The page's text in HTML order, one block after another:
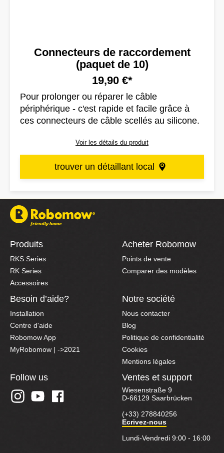
Connecteurs de raccordement
(paquet de 10)
19,90 €*
Pour prolonger ou réparer le câble
périphérique - c'est rapide et facile grâce à
ces connecteurs de câble scellés au silicone.
Voir les détails du produit
trouver un détaillant local
Produits
RKS Series
RK Series
Accessoires
Acheter Robomow
Points de vente
Comparer des modèles
Besoin d’aide?
Installation
Centre d'aide
Robomow App
MyRobomow | ->2021
Notre société
Nous contacter
Blog
Politique de confidentialité
Cookies
Mentions légales
Follow us Ventes et support
Wiesenstraße 9
D-66129 Saarbrücken
(+33) 278840256
Ecrivez-nous
Lundi-Vendredi 9:00 - 16:00